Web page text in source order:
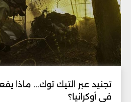
تجنيد عبر التيك توك... ماذا
في أوكرانيا؟